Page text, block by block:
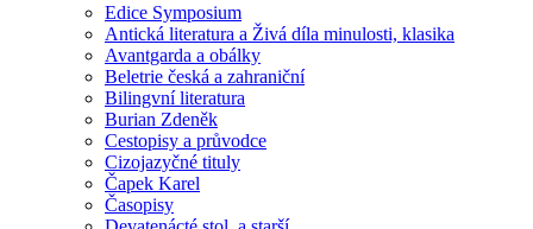
Edice Symposium
Antická literatura a Živá díla minulosti, klasika
Avantgarda a obálky
Beletrie česká a zahraniční
Bilingvní literatura
Burian Zdeněk
Cestopisy a průvodce
Cizojazyčné tituly
Čapek Karel
Časopisy